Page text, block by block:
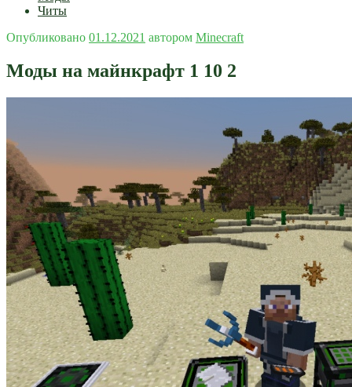
Читы
Опубликовано 01.12.2021 автором Minecraft
Моды на майнкрафт 1 10 2